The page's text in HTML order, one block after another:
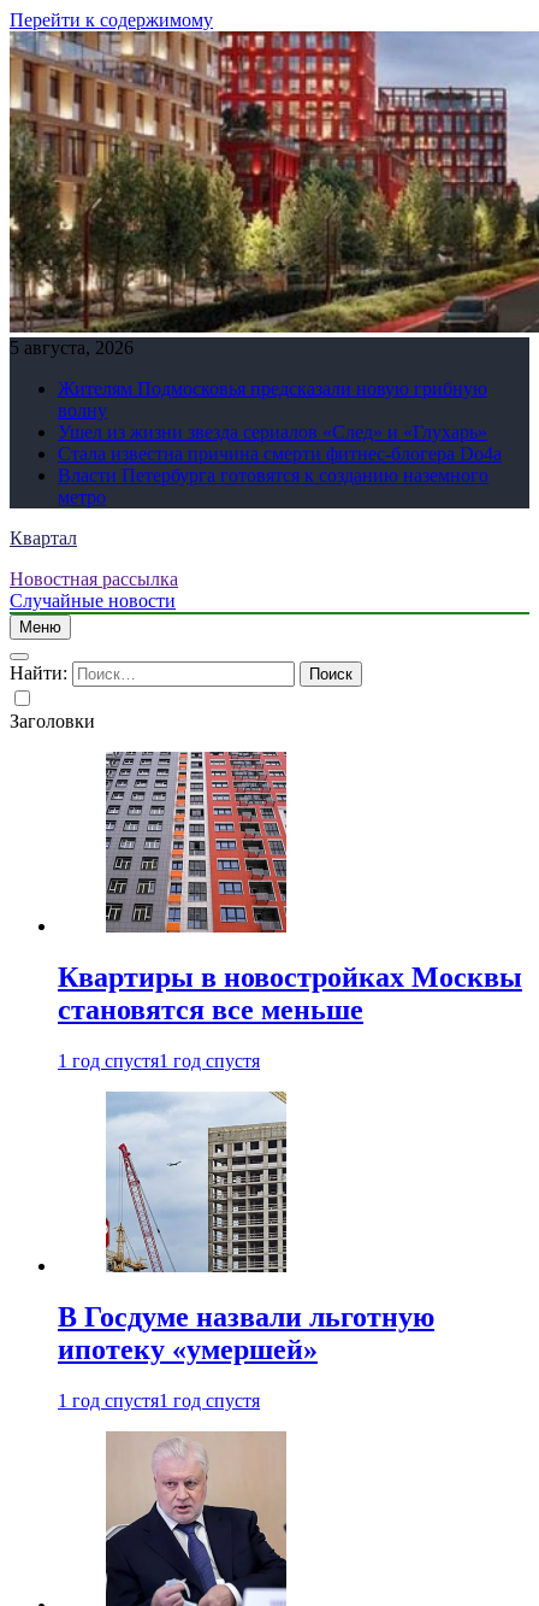
Перейти к содержимому
5 августа, 2026
Жителям Подмосковья предсказали новую грибную
волну
Ушел из жизни звезда сериалов «След» и «Глухарь»
Стала известна причина смерти фитнес-блогера Do4а
Власти Петербурга готовятся к созданию наземного
метро
Квартал
Новостная рассылка
Случайные новости
Меню
Найти:
Заголовки
Квартиры в новостройках Москвы
становятся все меньше
1 год спустя1 год спустя
В Госдуме назвали льготную
ипотеку «умершей»
1 год спустя1 год спустя